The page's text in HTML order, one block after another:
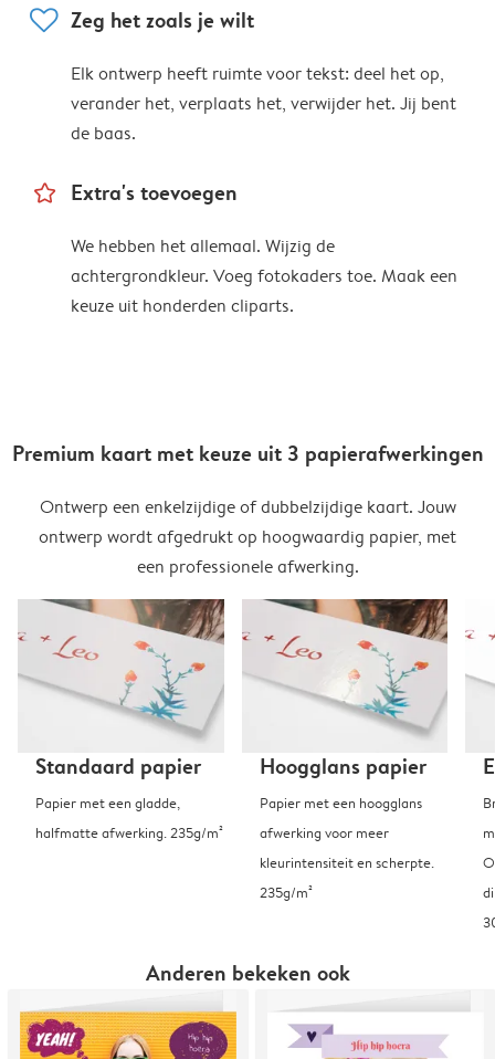
heart Zeg het zoals je wilt
Elk ontwerp heeft ruimte voor tekst: deel het op,
verander het, verplaats het, verwijder het. Jij bent
de baas.
star_outline Extra's toevoegen
We hebben het allemaal. Wijzig de
achtergrondkleur. Voeg fotokaders toe. Maak een
keuze uit honderden cliparts.
Premium kaart met keuze uit 3 papierafwerkingen
Ontwerp een enkelzijdige of dubbelzijdige kaart. Jouw
ontwerp wordt afgedrukt op hoogwaardig papier, met
een professionele afwerking.
Standaard papier
Papier met een gladde,
halfmatte afwerking. 235g/m²
Hoogglans papier
Papier met een hoogglans
afwerking voor meer
kleurintensiteit en scherpte.
235g/m²
Anderen bekeken ook